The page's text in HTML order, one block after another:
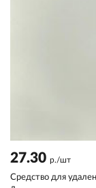
27.30 р./шт
Средство для